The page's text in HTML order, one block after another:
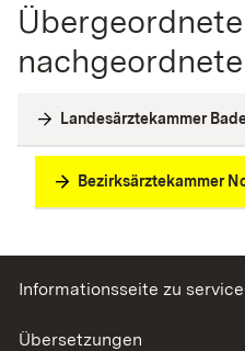
Landesärztekammer
Bezirksärztekammer
Informationsseite zu
Übersetzungen